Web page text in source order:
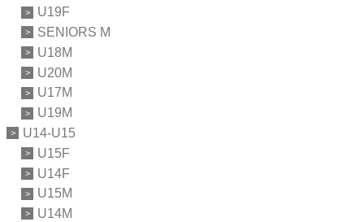
U19F
SENIORS M
U18M
U20M
U17M
U19M
U14-U15
U15F
U14F
U15M
U14M